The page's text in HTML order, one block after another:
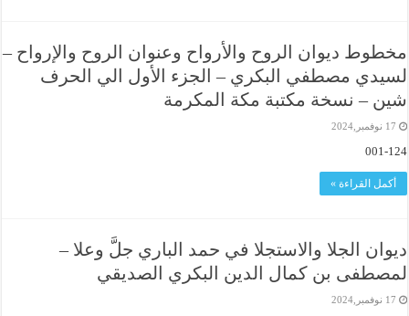
مخطوط ديوان الروح والأرواح وعنوان الروح والإرواح –
لسيدي مصطفي البكري – الجزء الأول الي الحرف
شين – نسخة مكتبة مكة المكرمة
17 نوفمبر,2024
001-124
أكمل القراءة »
ديوان الجلا والاستجلا في حمد الباري جلَّ وعلا –
لمصطفى بن كمال الدين البكري الصديقي
17 نوفمبر,2024